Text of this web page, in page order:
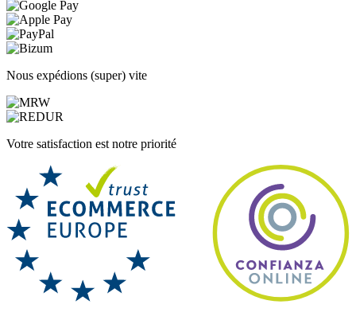
Nous expédions (super) vite
Votre satisfaction est notre priorité